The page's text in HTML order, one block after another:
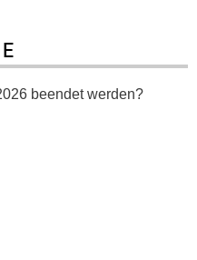
beendet werden?